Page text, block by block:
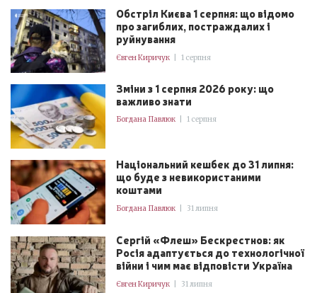
Обстріл Києва 1 серпня: що відомо
про загиблих, постраждалих і
руйнування
Євген Киричук 1 серпня
Зміни з 1 серпня 2026 року: що
важливо знати
Богдана Павлюк 1 серпня
Національний кешбек до 31 липня:
що буде з невикористаними
коштами
Богдана Павлюк 31 липня
Сергій «Флеш» Бескрестнов: як
Росія адаптується до технологічної
війни і чим має відповісти Україна
Євген Киричук 31 липня